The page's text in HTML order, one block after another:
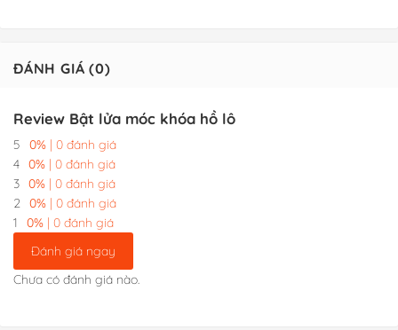
ĐÁNH GIÁ (0)
Review Bật lửa móc khóa hồ lô
5 0% | 0 đánh giá
4 0% | 0 đánh giá
3 0% | 0 đánh giá
2 0% | 0 đánh giá
1
0% | 0 đánh giá
Đánh giá ngay
Chưa có đánh giá nào.